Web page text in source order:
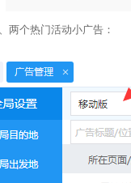
两个热门活动小广告：